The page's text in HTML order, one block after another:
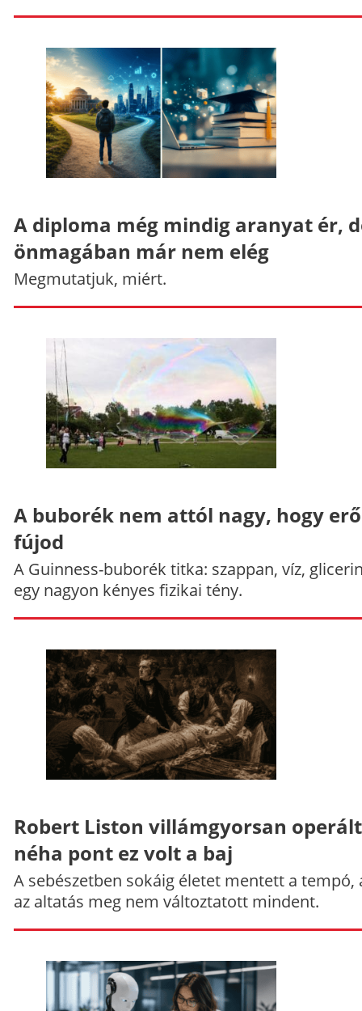
A diploma még mindig aranyat ér,
önmagában már nem elég
Megmutatjuk, miért.
A buborék nem attól nagy, hogy
fújod
A Guinness-buborék titka: szappan, víz,
egy nagyon kényes fizikai tény.
Robert Liston villámgyorsan
néha pont ez volt a baj
A sebészetben sokáig életet mentett a tempó,
az altatás meg nem változtatott mindent.